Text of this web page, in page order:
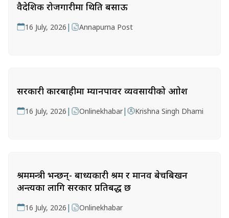
वैदेशिक रोजगारीमा थिति बसाऊ
16 July, 2026 | Annapurna Post
सरकारी कारबाहीमा म्यानपावर व्यवसायीको आक्रोश
16 July, 2026 | Onlinekhabar| Krishna Singh Dhami
श्रममन्त्री भन्छन्- बाध्यकारी श्रम र मानव बेचबिखन
अन्त्यका लागि सरकार प्रतिबद्ध छ
16 July, 2026 | Onlinekhabar